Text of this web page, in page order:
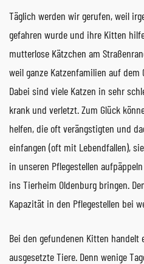
Täglich werden wir gerufen, weil
gefahren wurde und ihre Kitten
mutterlose Kätzchen am
weil ganze Katzenfamilien auf
Dabei sind viele Katzen in sehr
krank und verletzt. Zum Glück
helfen, die oft verängstigten und
einfangen (oft mit Lebendfallen),
in unseren Pflegestellen
ins Tierheim Oldenburg bringen.
Kapazität in den Pflegestellen bei
Bei den gefundenen Kitten
ausgesetzte Tiere. Denn wenige